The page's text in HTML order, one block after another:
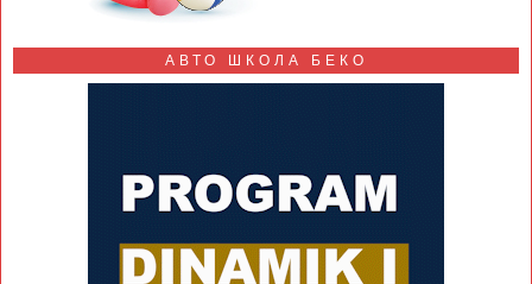
АВТО ШКОЛА БЕКО